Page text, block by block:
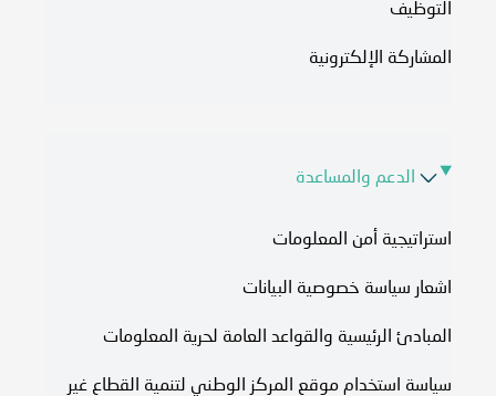
التوظيف
المشاركة الإلكترونية
الدعم والمساعدة
استراتيجية أمن المعلومات
اشعار سياسة خصوصية البيانات
المبادئ الرئيسية والقواعد العامة لحرية المعلومات
سياسة استخدام موقع المركز الوطني لتنمية القطاع غير